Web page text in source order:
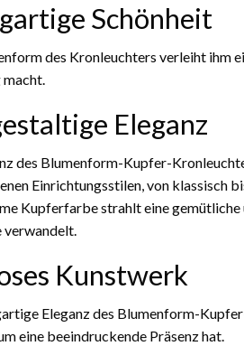
Schönheit
des Kronleuchters verleiht ihm
Eleganz
des Blumenform-Kupfer-
Einrichtungsstilen, von klassisch
Kupferfarbe strahlt eine gemütliche
verwandelt.
Kunstwerk
Eleganz des Blumenform-
eine beeindruckende Präsenz hat.